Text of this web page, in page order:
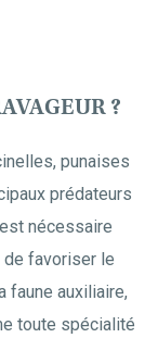
?
punaises
prédateurs
nécessaire
de favoriser le
faune auxiliaire,
toute spécialité